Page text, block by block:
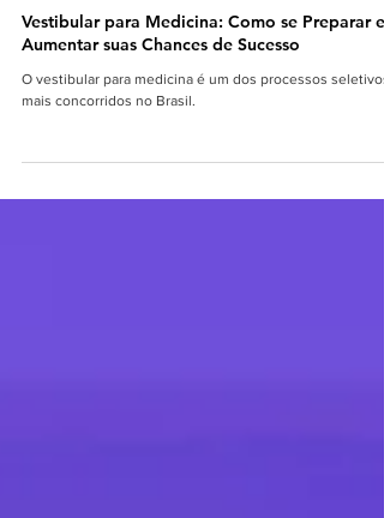
CURSOS PROFISSIONAIS
Vestibular para Medicina: Como se Preparar e
Aumentar suas Chances de Sucesso